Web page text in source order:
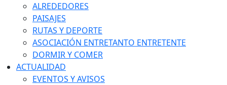
ALREDEDORES
PAISAJES
RUTAS Y DEPORTE
ASOCIACIÓN ENTRETANTO ENTRETENTE
DORMIR Y COMER
ACTUALIDAD
EVENTOS Y AVISOS